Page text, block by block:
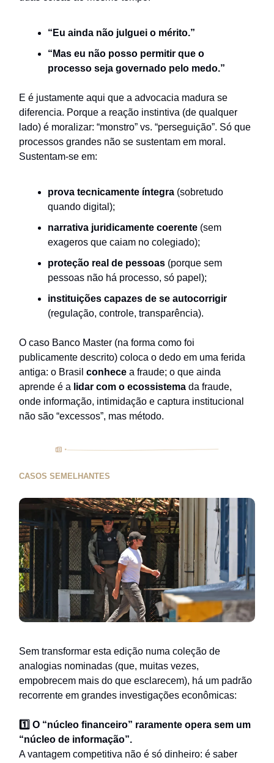
“Eu ainda não julguei o mérito.”
“Mas eu não posso permitir que o
processo seja governado pelo medo.”
E é justamente aqui que a advocacia madura se
diferencia. Porque a reação instintiva (de qualquer
lado) é moralizar: “monstro” vs. “perseguição”. Só que
processos grandes não se sustentam em moral.
Sustentam-se em:
prova tecnicamente íntegra (sobretudo
quando digital);
narrativa juridicamente coerente (sem
exageros que caiam no colegiado);
proteção real de pessoas (porque sem
pessoas não há processo, só papel);
instituições capazes de se autocorrigir
(regulação, controle, transparência).
O caso Banco Master (na forma como foi
publicamente descrito) coloca o dedo em uma ferida
antiga: o Brasil conhece a fraude; o que ainda
aprende é a lidar com o ecossistema da fraude,
onde informação, intimidação e captura institucional
não são “excessos”, mas método.
CASOS SEMELHANTES
Sem transformar esta edição numa coleção de
analogias nominadas (que, muitas vezes,
empobrecem mais do que esclarecem), há um padrão
recorrente em grandes investigações econômicas:
1️⃣ O “núcleo financeiro” raramente opera sem um
“núcleo de informação”.
A vantagem competitiva não é só dinheiro: é saber